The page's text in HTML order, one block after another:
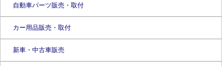
自動車パーツ販売・取付
カー用品販売・取付
新車・中古車販売